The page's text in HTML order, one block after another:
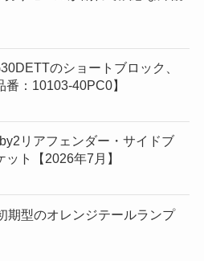
のショートブロック、
：10103-40PC0】
リアフェンダー・サイドブ
ト【2026年7月】
期型のオレンジテールランプ